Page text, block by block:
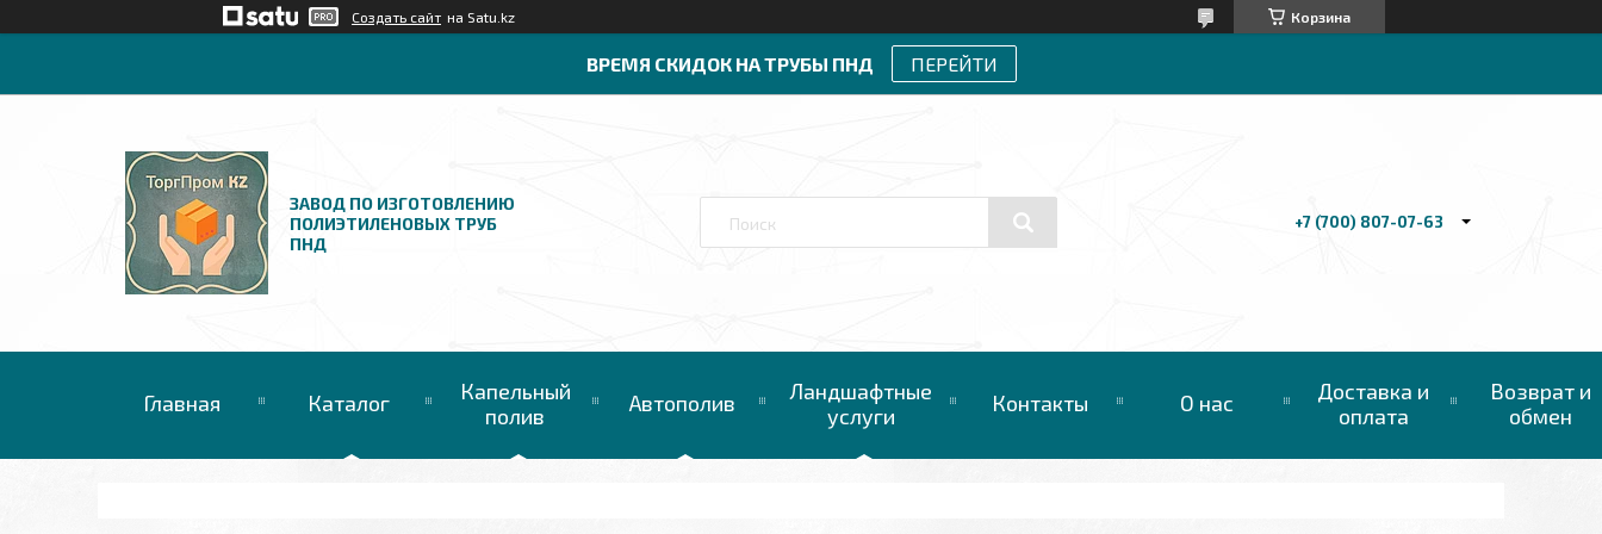
Создать сайт на Satu.kz Корзина
ВРЕМЯ СКИДОК НА ТРУБЫ ПНД ПЕРЕЙТИ
ЗАВОД ПО ИЗГОТОВЛЕНИЮ
ПОЛИЭТИЛЕНОВЫХ ТРУБ
ПНД
+7 (700) 807-07-63
Главная Каталог
Капельный
полив
Автополив
Ландшафтные
услуги
Контакты О нас
Доставка и
оплата
Возврат и
обмен